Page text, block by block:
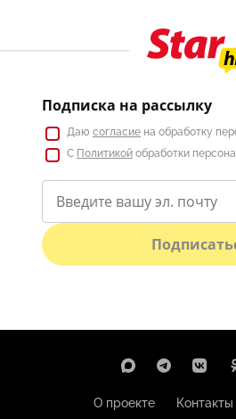
Подписка на рассылку
Даю согласие на обработку
С Политикой обработки
О проекте Контакты